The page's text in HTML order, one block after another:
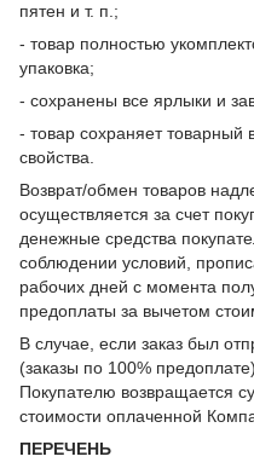
пятен и т. п.;
- товар полностью
упаковка;
- сохранены все ярлыки и
- товар сохраняет товарный
свойства.
Возврат/обмен товаров
осуществляется за счет
денежные средства
соблюдении условий,
рабочих дней с момента
предоплаты за вычетом
В случае, если заказ был
(заказы по 100%
Покупателю возвращается
стоимости оплаченной
ПЕРЕЧЕНЬ